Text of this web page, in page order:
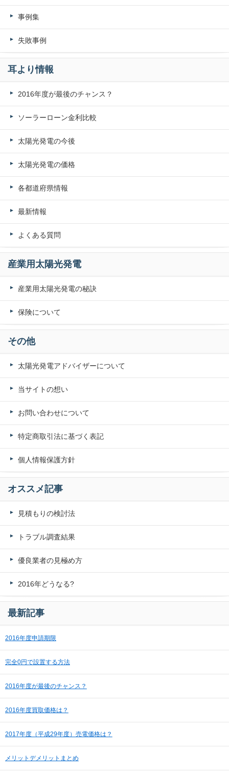
事例集
失敗事例
耳より情報
2016年度が最後のチャンス？
ソーラーローン金利比較
太陽光発電の今後
太陽光発電の価格
各都道府県情報
最新情報
よくある質問
産業用太陽光発電
産業用太陽光発電の秘訣
保険について
その他
太陽光発電アドバイザーについて
当サイトの想い
お問い合わせについて
特定商取引法に基づく表記
個人情報保護方針
オススメ記事
見積もりの検討法
トラブル調査結果
優良業者の見極め方
2016年どうなる?
最新記事
2016年度申請期限
完全0円で設置する方法
2016年度が最後のチャンス？
2016年度買取価格は？
2017年度（平成29年度）売電価格は？
メリットデメリットまとめ